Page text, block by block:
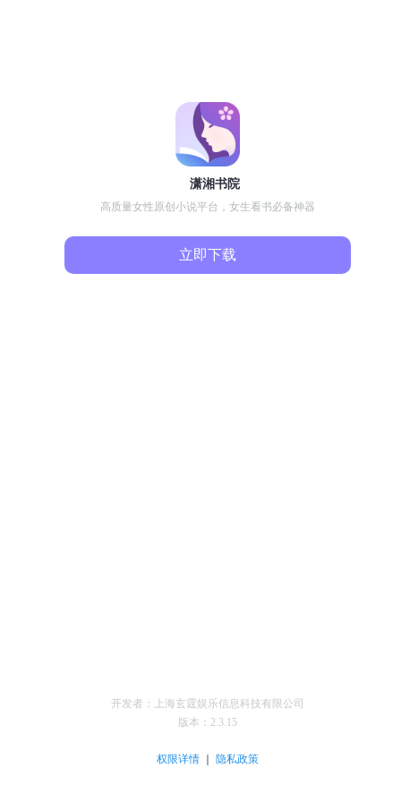
潇湘书院
高质量女性原创小说平台，女生看书必备神器
立即下载
开发者：上海玄霆娱乐信息科技有限公司
版本： 2.3.15
权限详情 ｜ 隐私政策